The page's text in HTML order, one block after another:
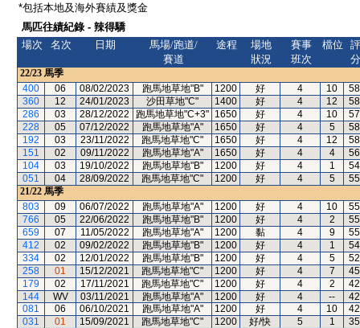
*包括本地及海外賽績及獎金
馬匹往績紀錄 - 辣得驕
場次
名次 日期
馬場/跑道/
賽道
途程
場地
狀況
賽事
班次
檔位
評
分
22/23 馬季
400
06 08/02/2023 跑馬地草地"B" 1200 好 4 10
58
360
12 24/01/2023 沙田草地"C" 1400 好 4 12
58
286
03 28/12/2022 跑馬地草地"C+3" 1650 好 4 10
57
228
05 07/12/2022 跑馬地草地"A" 1650 好 4 5
58
192
03 23/11/2022 跑馬地草地"C" 1650 好 4 12
58
151
02 09/11/2022 跑馬地草地"A" 1650 好 4 4
56
104
03 19/10/2022 跑馬地草地"B" 1200 好 4 1
54
051
04 28/09/2022 跑馬地草地"C" 1200 好 4 5
55
21/22 馬季
803
09 06/07/2022 跑馬地草地"A" 1200 好 4 10
55
766
05 22/06/2022 跑馬地草地"B" 1200 好 4 2
55
659
07 11/05/2022 跑馬地草地"A" 1200 黏 4 9
55
412
02 09/02/2022 跑馬地草地"B" 1200 好 4 1
54
334
02 12/01/2022 跑馬地草地"B" 1200 好 4 5
52
258
01 15/12/2021 跑馬地草地"C" 1200 好 4 7
45
179
02 17/11/2021 跑馬地草地"C" 1200 好 4 2
42
144
WV 03/11/2021 跑馬地草地"A" 1200 好 4 --
42
081
06 06/10/2021 跑馬地草地"A" 1200 好 4 10
42
031
01 15/09/2021 跑馬地草地"C" 1200 好/快 5 1
35